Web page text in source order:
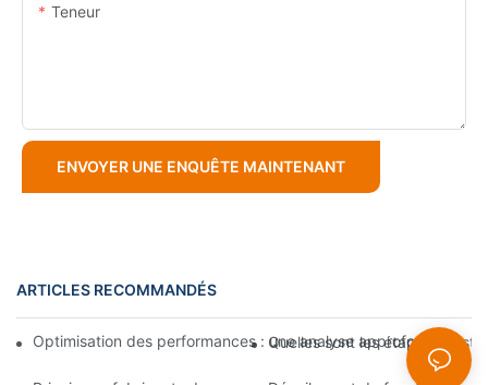
Teneur
ENVOYER UNE ENQUÊTE MAINTENANT
ARTICLES RECOMMANDÉS
Optimisation des performances : une analyse approfondie de
Quelles sont les étapes